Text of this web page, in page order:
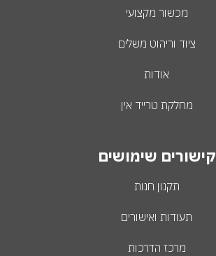
מכשור מקצועי
ציוד וריהוט משלים
אודות
מחלקת טרייד אין
קישורים שימושים
תקנון חנות
תעודות ואישורים
מרכז הדרכות